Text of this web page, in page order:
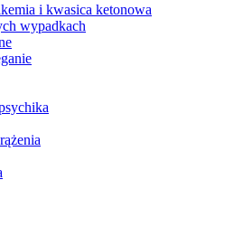
i kwasica ketonowa
wypadkach